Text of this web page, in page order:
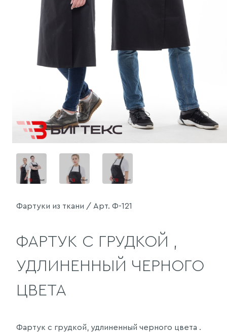
Фартуки из ткани / Арт. Ф-121
ФАРТУК С ГРУДКОЙ ,
УДЛИНЕННЫЙ ЧЕРНОГО
ЦВЕТА
Фартук с грудкой, удлиненный черного цвета .